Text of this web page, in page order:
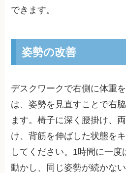
できます。
姿勢の改善
デスクワークで右側に体重
は、姿勢を見直すことで右
ます。椅子に深く腰掛け、
け、背筋を伸ばした状態を
してください。1時間に一度
動かし、同じ姿勢が続かな